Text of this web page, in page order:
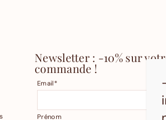
Newsletter : -10% sur
commande !
Email*
Prénom